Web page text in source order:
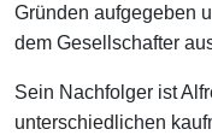
Gründen aufgegeben
dem Gesellschafter
Sein Nachfolger ist
unterschiedlichen